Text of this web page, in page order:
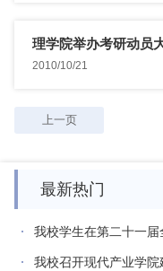
理学院举办考研动员
2010/10/21
上一页
最新热门
我校学生在第二十一届
我校召开现代产业学